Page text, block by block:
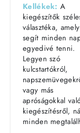
Kellékek: A
kiegészítők
választéka, amely
segít minden
egyedivé tenni.
Legyen szó
kulcstartókról,
vagy más
apróságokkal
kiegészítésről,
minden